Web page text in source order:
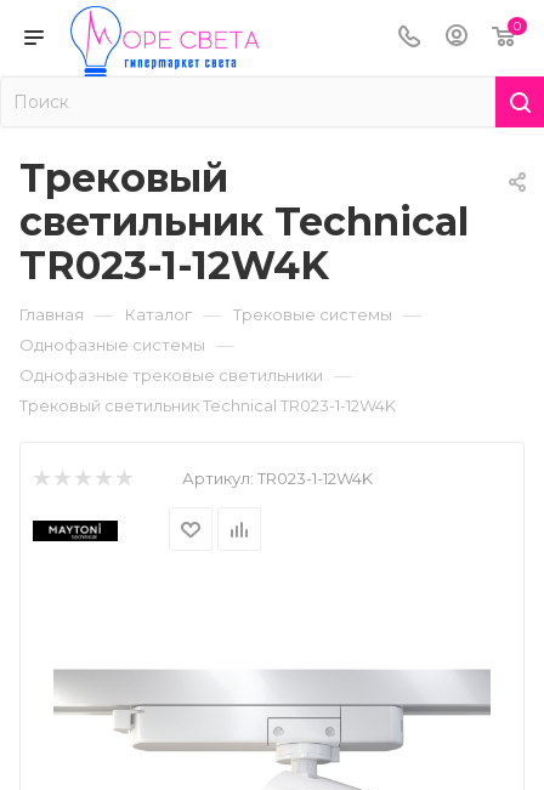
0
Трековый
светильник Technical
TR023-1-12W4K
Главная — Каталог — Трековые системы —
Однофазные системы —
Однофазные трековые светильники —
Трековый светильник Technical TR023-1-12W4K
Артикул: TR023-1-12W4K